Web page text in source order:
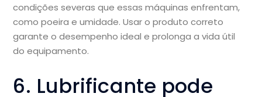
condições severas que essas máquinas enfrentam,
como poeira e umidade. Usar o produto correto
garante o desempenho ideal e prolonga a vida útil
do equipamento.
6. Lubrificante pode